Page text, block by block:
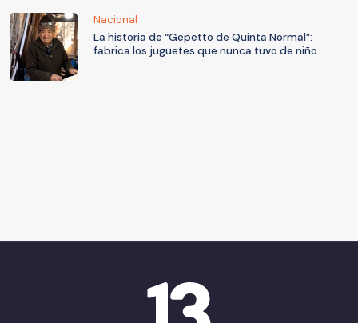
Nacional
La historia de “Gepetto de Quinta Normal”:
fabrica los juguetes que nunca tuvo de niño